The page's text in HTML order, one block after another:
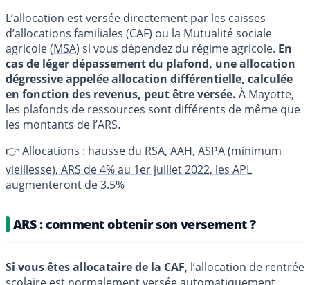
L’allocation est versée directement par les caisses
d’allocations familiales (CAF) ou la Mutualité sociale
agricole (MSA) si vous dépendez du régime agricole. En
cas de léger dépassement du plafond, une allocation
dégressive appelée allocation différentielle, calculée
en fonction des revenus, peut être versée. À Mayotte,
les plafonds de ressources sont différents de même que
les montants de l’ARS.
👉 Allocations : hausse du RSA, AAH, ASPA (minimum
vieillesse), ARS de 4% au 1er juillet 2022, les APL
augmenteront de 3.5%
ARS : comment obtenir son versement ?
Si vous êtes allocataire de la CAF, l’allocation de rentrée